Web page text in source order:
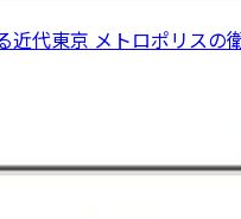
近代東京 メトロポリスの